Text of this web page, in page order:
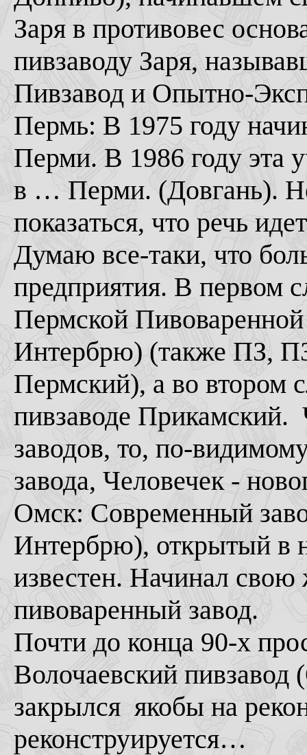
Заря в противовес
пивзаводу Заря,
Пивзавод и Опытно-
Пермь: В 1975 году
Перми. В 1986 году эта
в … Перми. (Довгань).
показаться, что речь
Думаю все-таки, что
предприятия. В первом
Пермской
Интербрю) (также ПЗ,
Пермский), а во втором
пивзаводе Прикамский.
заводов, то, по-
завода, Человечек -
Омск: Современный
Интербрю), открытый в
известен. Начинал
пивоваренный завод.
Почти до конца 90-х
Волочаевский
закрылся якобы на
реконструируется…